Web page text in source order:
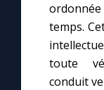
temps.
toute
conduit